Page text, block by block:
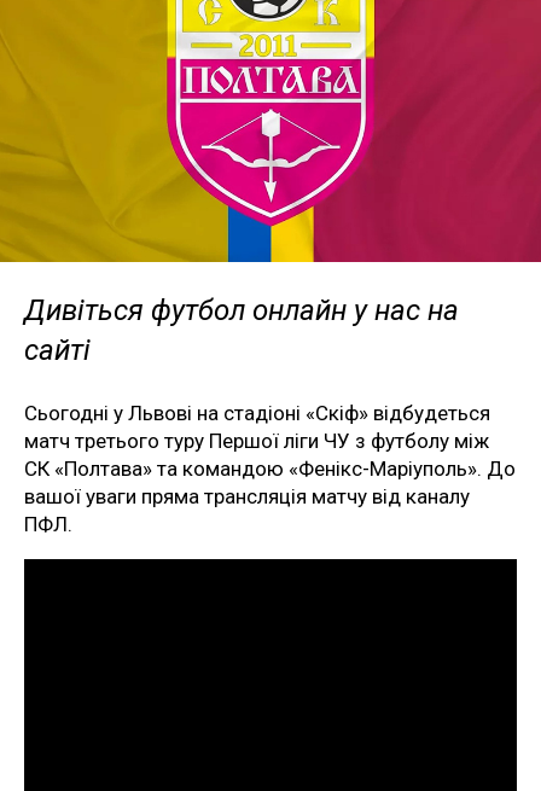
Дивіться футбол онлайн у нас на
сайті
Сьогодні у Львові на стадіоні «Скіф» відбудеться
матч третього туру Першої ліги ЧУ з футболу між
СК «Полтава» та командою «Фенікс-Маріуполь». До
вашої уваги пряма трансляція матчу від каналу
ПФЛ.